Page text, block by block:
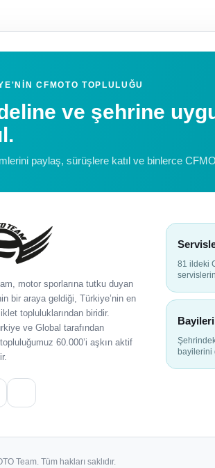
CFMOTO TOPLULUĞU
ve şehrine
paylaş, sürüşlere katıl ve binlerce
motor sporlarına tutku duyan
bir araya geldiği, Türkiye’nin en
topluluklarından biridir.
ve Global tarafından
60.000’i aşkın aktif
81 ildeki
bayilerini
Team. Tüm hakları saklıdır.